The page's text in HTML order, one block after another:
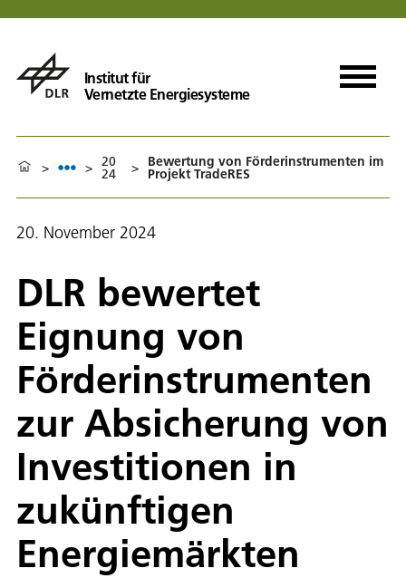
Institut für
Vernetzte Energiesysteme
> > 20
24 > Bewertung von Förderinstrumenten im
Projekt TradeRES
20. November 2024
DLR bewertet
Eignung von
Förderinstrumenten
zur Absicherung von
Investitionen in
zukünftigen
Energiemärkten